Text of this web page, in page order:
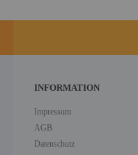
INFORMATION
Impressum
AGB
Datenschutz